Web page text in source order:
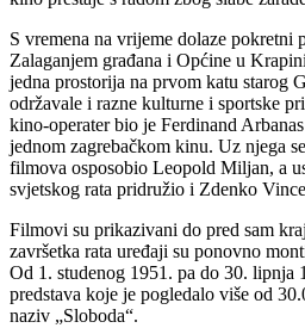
S vremena na vrijeme dolaze pokretni
Zalaganjem građana i Općine u
jedna prostorija na prvom katu starog
održavale i razne kulturne i sportske
kino-operater bio je Ferdinand
jednom zagrebačkom kinu. Uz njega
filmova osposobio Leopold Miljan, a
svjetskog rata pridružio i Zdenko
Filmovi su prikazivani do pred sam
završetka rata uređaji su ponovno
Od 1. studenog 1951. pa do 30. lipnja
predstava koje je pogledalo više od
naziv „Sloboda“.